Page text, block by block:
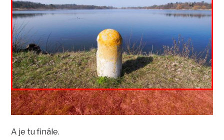
A je tu finále.